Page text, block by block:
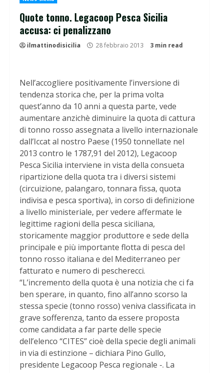
Quote tonno. Legacoop Pesca Sicilia
accusa: ci penalizzano
ilmattinodisicilia 28 febbraio 2013 3 min read
Nell’accogliere positivamente l’inversione di
tendenza storica che, per la prima volta
quest’anno da 10 anni a questa parte, vede
aumentare anzichè diminuire la quota di cattura
di tonno rosso assegnata a livello internazionale
dall’Iccat al nostro Paese (1950 tonnellate nel
2013 contro le 1787,91 del 2012), Legacoop
Pesca Sicilia interviene in vista della consueta
ripartizione della quota tra i diversi sistemi
(circuizione, palangaro, tonnara fissa, quota
indivisa e pesca sportiva), in corso di definizione
a livello ministeriale, per vedere affermate le
legittime ragioni della pesca siciliana,
storicamente maggior produttore e sede della
principale e più importante flotta di pesca del
tonno rosso italiana e del Mediterraneo per
fatturato e numero di pescherecci.
“L’incremento della quota è una notizia che ci fa
ben sperare, in quanto, fino all’anno scorso la
stessa specie (tonno rosso) veniva classificata in
grave sofferenza, tanto da essere proposta
come candidata a far parte delle specie
dell’elenco “CITES” cioè della specie degli animali
in via di estinzione – dichiara Pino Gullo,
presidente Legacoop Pesca regionale -. La